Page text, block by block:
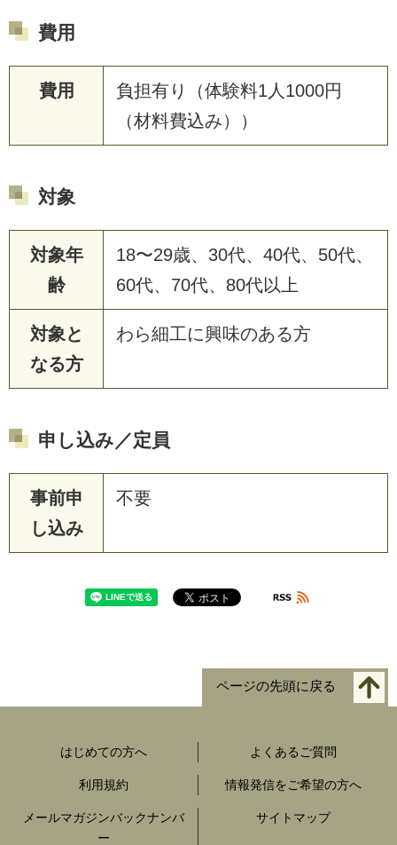
費用
費用
負担有り（体験料1人1000円
（材料費込み））
対象
対象年
齢
18〜29歳、30代、40代、50代、
60代、70代、80代以上
対象と
なる方
わら細工に興味のある方
申し込み／定員
事前申
し込み
不要
ページの先頭に戻る
はじめての方へ よくあるご質問
利用規約 情報発信をご希望の方へ
メールマガジンバックナンバ
ー
サイトマップ